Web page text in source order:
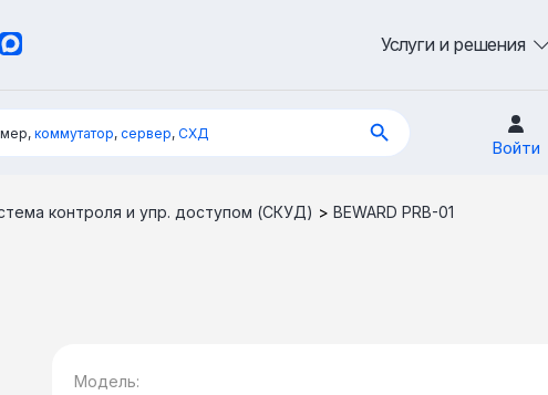
Услуги и решения
коммутатор, сервер, СХД
Войти
контроля и упр. доступом (СКУД) > BEWARD PRB-01
Модель: